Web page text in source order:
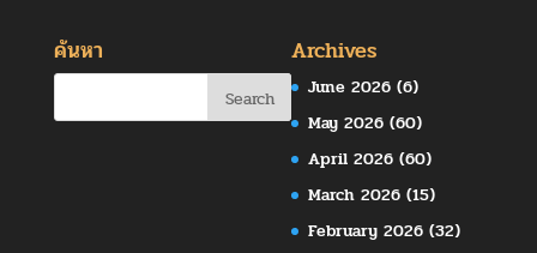
ค้นหา Archives
June 2026 (6)
May 2026 (60)
April 2026 (60)
March 2026 (15)
February 2026 (32)